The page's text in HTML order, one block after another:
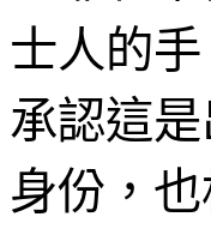
士人的手
承認這
身份，